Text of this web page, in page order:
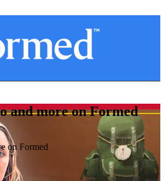
and more on Formed
on Formed